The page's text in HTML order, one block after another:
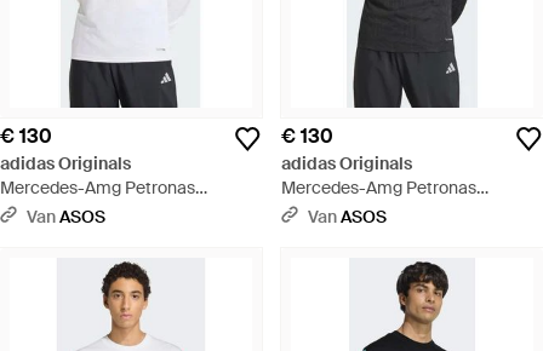
€ 130
adidas Originals
Mercedes-Amg Petronas
Formula 1 Team - Wit
VanASOS
€ 130
adidas Originals
Mercedes-Amg Petronas
Formula 1 Team - Blauw
VanASOS